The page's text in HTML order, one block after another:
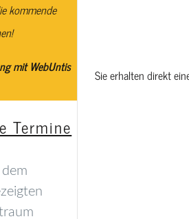
kommende
mit WebUntis
Termine
Sie erhalten direkt